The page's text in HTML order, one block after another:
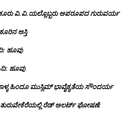
ವಿ.ವಿ.ಯಲ್ಲೊಬ್ಬರು ಅಪರೂಪದ ಗುರುವರ್ಯ
ಆಸ್ತಿ
ಹೂವು
ಹೂವು
ಹಿಂದೂ ಮುಸ್ಲಿಮ್ ಭಾವೈಕ್ಯತೆಯ ಸೌಂದರ್ಯ
ತುರುವೇಕೆರೆಯಲ್ಲಿ ರೆಡ್ ಅಲರ್ಟ್ ಘೋಷಣೆ: